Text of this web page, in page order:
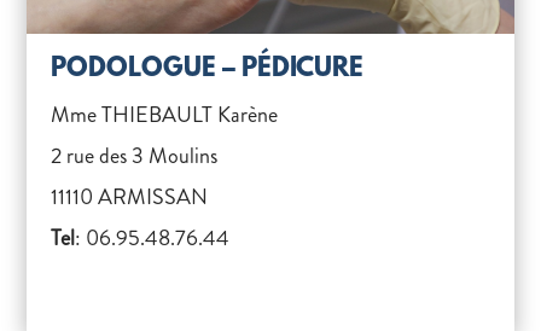
PODOLOGUE – PÉDICURE
Mme THIEBAULT Karène
2 rue des 3 Moulins
11110 ARMISSAN
Tel: 06.95.48.76.44